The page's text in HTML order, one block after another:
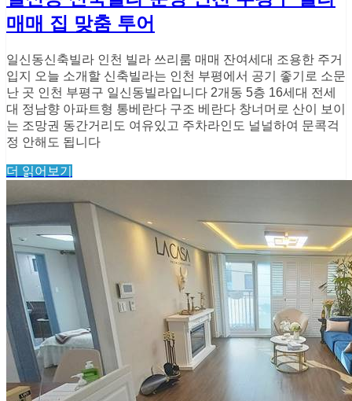
매매 집 맞춤 투어
일신동신축빌라 인천 빌라 쓰리룸 매매 잔여세대 조용한 주거
입지 오늘 소개할 신축빌라는 인천 부평에서 공기 좋기로 소문
난 곳 인천 부평구 일신동빌라입니다 2개동 5층 16세대 전세
대 정남향 아파트형 통베란다 구조 베란다 창너머로 산이 보이
는 조망권 동간거리도 여유있고 주차라인도 널널하여 문콕걱
정 안해도 됩니다
더 읽어보기